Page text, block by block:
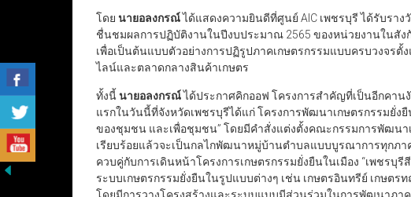
โดย นายอลงกรณ์ได้แสดงความยินดีที่ศูนย์ AIC เพชรบุรี ได้รับรา
ชื่นชมผลการปฏิบัติงานในปีงบประมาณ 2565 ของหน่วยงานในสัง
เพื่อเป็นต้นแบบตัวอย่างการปฏิรูปภาคเกษตรกรรมแบบครบวงจร
ไลน์และตลาดกลางสินค้าเกษตร
ทั้งนี้นายอลงกรณ์ได้ประกาศคิกออฟ โครงการสำคัญที่เป็นอีกคาน
แรกในวันนี้ที่จังหวัดเพชรบุรีได้แก่ โครงการพัฒนาเกษตรกรรมยั่
ของชุมชน และเพื่อชุมชน” โดยมีคำสั่งแต่งตั้งคณะกรรมการพัฒนา
เรียบร้อยแล้วจะเป็นกลไกพัฒนาหมู่บ้านตำบลแบบบูรณาการทุกภ
ควบคู่กับการเดินหน้าโครงการเกษตรกรรมยั่งยืนในเมือง “เพชรบุรี
ระบบเกษตรกรรมยั่งยืนในรูปแบบต่างๆ เช่น เกษตรอินทรีย์ เกษต